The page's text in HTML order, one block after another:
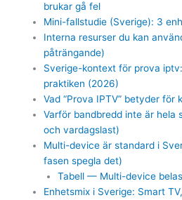
brukar gå fel
Mini-fallstudie (Sverige): 3
Interna resurser du kan
påträngande)
Sverige-kontext för prova
praktiken (2026)
Vad “Prova IPTV” betyder för
Varför bandbredd inte är hela
och vardagslast)
Multi-device är standard i
fasen spegla det)
Tabell — Multi-device
Enhetsmix i Sverige: Smart